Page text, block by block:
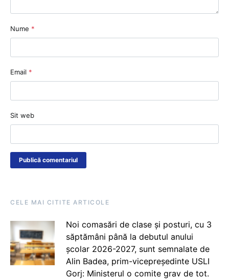
Nume *
Email *
Sit web
CELE MAI CITITE ARTICOLE
Noi comasări de clase și posturi, cu 3
săptămâni până la debutul anului
școlar 2026-2027, sunt semnalate de
Alin Badea, prim-vicepreședinte USLI
Gorj: Ministerul o comite grav de tot.